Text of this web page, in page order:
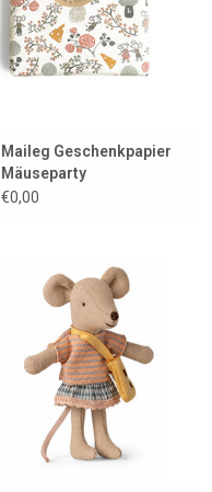
Maileg Geschenkpapier
Mäuseparty
€0,00